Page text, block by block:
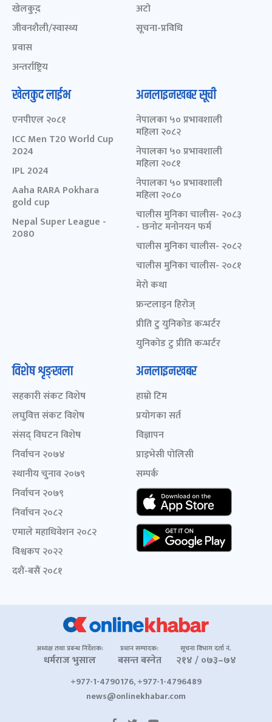
खेलकुद़़
जीवनशैली/स्वास्थ्य
प्रवास
अन्तर्राष्ट्रिय
अटो
सूचना-प्रविधि
खेलकुद लाईभ
एनपीएल २०८१
ICC Men T20 World Cup
2024
IPL 2024
Aaha RARA Pokhara
gold cup
Nepal Super League -
2080
अनलाइनखबर सूची
नेपालका ५० प्रभावशाली
महिला २०८२
नेपालका ५० प्रभावशाली
महिला २०८१
नेपालका ५० प्रभावशाली
महिला २०८०
चालीस मुनिका चालीस- २०८३
- छनोट मनोनयन फर्म
चालीस मुनिका चालीस- २०८२
चालीस मुनिका चालीस- २०८१
मेरो कथा
फ्रन्टलाइन हिरोज्
प्रीति टु युनिकोड कन्भर्टर
युनिकोड टु प्रीति कन्भर्टर
विशेष शृङ्खला
सहकारी संकट विशेष
लघुवित्त संकट विशेष
संसद् विघटन विशेष
निर्वाचन २०७४
स्थानीय चुनाव २०७९
निर्वाचन २०७९
निर्वाचन २०८२
एमाले महाधिवेशन २०८२
विश्वकप २०२२
दशैं-बसैं २०८१
अनलाइनखबर
हाम्रो टिम
प्रयोगका सर्त
विज्ञापन
प्राइभेसी पोलिसी
सम्पर्क
अध्यक्ष तथा प्रबन्ध निर्देशक:
धर्मराज भुसाल
प्रधान सम्पादक:
बसन्त बस्नेत
सूचना विभाग दर्ता नं.
२१४ / ०७३–७४
+977-1-4790176, +977-1-4796489
news@onlinekhabar.com